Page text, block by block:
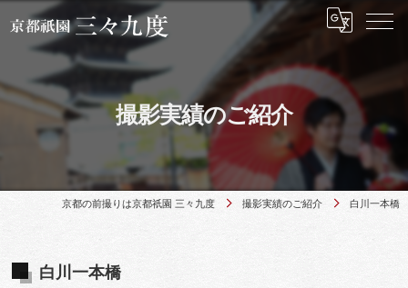
撮影実績のご紹介
京都の前撮りは京都祇園 三々九度 撮影実績のご紹介 白川一本橋
白川一本橋